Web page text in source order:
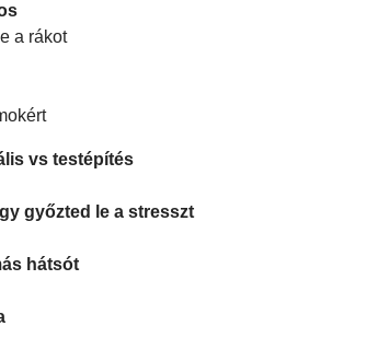
a rákot
vs testépítés
győzted le a stresszt
hátsót